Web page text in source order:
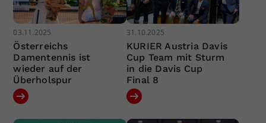
03.11.2025
Österreichs
Damentennis ist
wieder auf der
Überholspur
31.10.2025
KURIER Austria Davis
Cup Team mit Sturm
in die Davis Cup
Final 8